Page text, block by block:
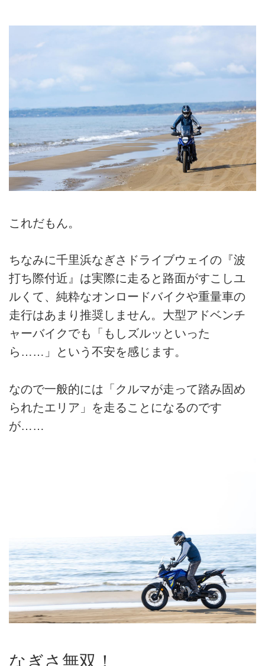
これだもん。
ちなみに千里浜なぎさドライブウェイの『波
打ち際付近』は実際に走ると路面がすこしユ
ルくて、純粋なオンロードバイクや重量車の
走行はあまり推奨しません。大型アドベンチ
ャーバイクでも「もしズルッといった
ら……」という不安を感じます。
なので一般的には「クルマが走って踏み固め
られたエリア」を走ることになるのです
が……
なぎさ無双！